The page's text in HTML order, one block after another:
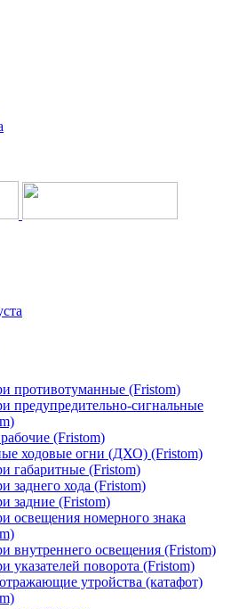
противотуманные (Fristom)
предупредительно-сигнальные
(Fristom)
ходовые огни (ДХО) (Fristom)
габаритные (Fristom)
заднего хода (Fristom)
задние (Fristom)
освещения номерного знака
внутреннего освещения (Fristom)
указателей поворота (Fristom)
утройства (катафот)